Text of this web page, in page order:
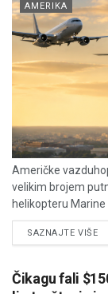
AMERIKA
Američke
velikim brojem
helikopteru Marine
SAZNAJTE VIŠE
Čikagu fali